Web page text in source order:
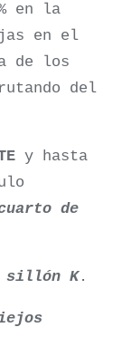
en la
en el
de los
del
y hasta
de
sillón K.